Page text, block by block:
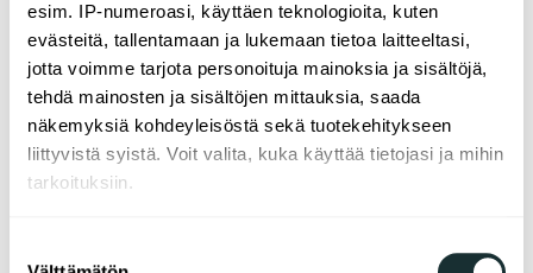
esim. IP-numeroasi, käyttäen teknologioita, kuten
evästeitä, tallentamaan ja lukemaan tietoa laitteeltasi,
jotta voimme tarjota personoituja mainoksia ja sisältöjä,
tehdä mainosten ja sisältöjen mittauksia, saada
näkemyksiä kohdeyleisöstä sekä tuotekehitykseen
liittyvistä syistä. Voit valita, kuka käyttää tietojasi ja mihin
tarkoituksiin.
Yhtiön ajankohtaisina asioina kerrottiin myös
tulevasta aurinkovoimalahankkeesta. Kesä-
syyskuussa 12 pääkaupunkiseudun kiinteistöön
asennetaan talojen katoille aurinkovoimalat
lisäämään energiatehokkuutta. Kohdetaloista
tullaan tiedottamaan ko. talojen asukkaita. Urakka
Asukasaktiiveja muistutettiin myös kesäaikaisesta